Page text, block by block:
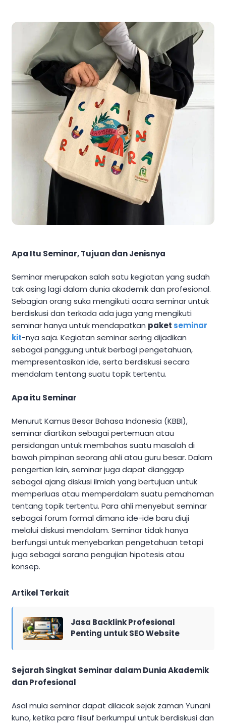
Apa Itu Seminar, Tujuan dan Jenisnya
Seminar merupakan salah satu kegiatan yang sudah
tak asing lagi dalam dunia akademik dan profesional.
Sebagian orang suka mengikuti acara seminar untuk
berdiskusi dan terkada ada juga yang mengikuti
seminar hanya untuk mendapatkan paket seminar
kit-nya saja. Kegiatan seminar sering dijadikan
sebagai panggung untuk berbagi pengetahuan,
mempresentasikan ide, serta berdiskusi secara
mendalam tentang suatu topik tertentu.
Apa itu Seminar
Menurut Kamus Besar Bahasa Indonesia (KBBI),
seminar diartikan sebagai pertemuan atau
persidangan untuk membahas suatu masalah di
bawah pimpinan seorang ahli atau guru besar. Dalam
pengertian lain, seminar juga dapat dianggap
sebagai ajang diskusi ilmiah yang bertujuan untuk
memperluas atau memperdalam suatu pemahaman
tentang topik tertentu. Para ahli menyebut seminar
sebagai forum formal dimana ide-ide baru diuji
melalui diskusi mendalam. Seminar tidak hanya
berfungsi untuk menyebarkan pengetahuan tetapi
juga sebagai sarana pengujian hipotesis atau
konsep.
Artikel Terkait
Jasa Backlink Profesional
Penting untuk SEO Website
Sejarah Singkat Seminar dalam Dunia Akademik
dan Profesional
Asal mula seminar dapat dilacak sejak zaman Yunani
kuno, ketika para filsuf berkumpul untuk berdiskusi dan